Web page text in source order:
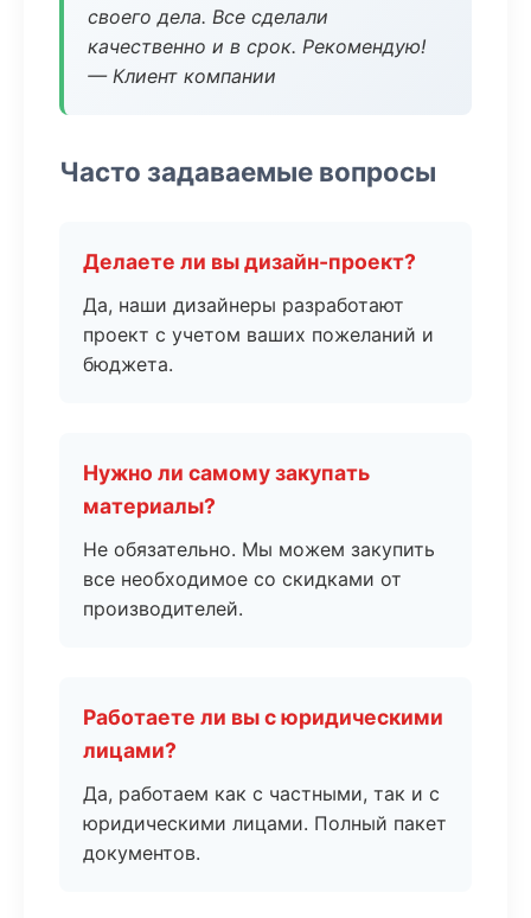
своего дела. Все сделали
качественно и в срок. Рекомендую!
— Клиент компании
Часто задаваемые вопросы
Делаете ли вы дизайн-проект?
Да, наши дизайнеры разработают
проект с учетом ваших пожеланий и
бюджета.
Нужно ли самому закупать
материалы?
Не обязательно. Мы можем закупить
все необходимое со скидками от
производителей.
Работаете ли вы с юридическими
лицами?
Да, работаем как с частными, так и с
юридическими лицами. Полный пакет
документов.